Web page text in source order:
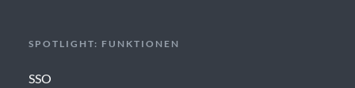
SPOTLIGHT: FUNKTIONEN
SSO